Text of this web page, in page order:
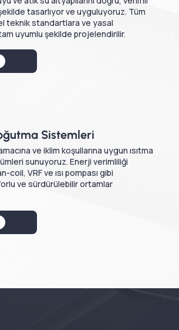
tasarlıyor ve uyguluyoruz. Tüm
teknik standartlara ve yasal
uyumlu şekilde projelendirilir.
Sistemleri
ve iklim koşullarına uygun ısıtma
sunuyoruz. Enerji verimliliği
coil, VRF ve ısı pompası gibi
ve sürdürülebilir ortamlar